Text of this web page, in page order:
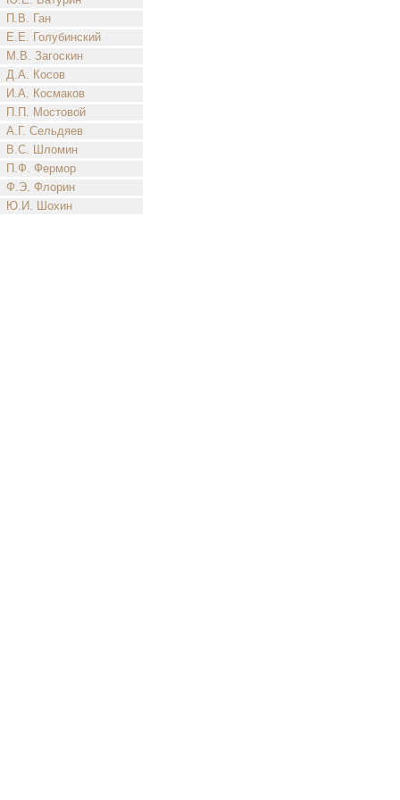
П.В. Ган
Е.Е. Голубинский
М.В. Загоскин
Д.А. Косов
И.А. Космаков
П.П. Мостовой
А.Г. Сельдяев
В.С. Шломин
П.Ф. Фермор
Ф.Э. Флорин
Ю.И. Шохин